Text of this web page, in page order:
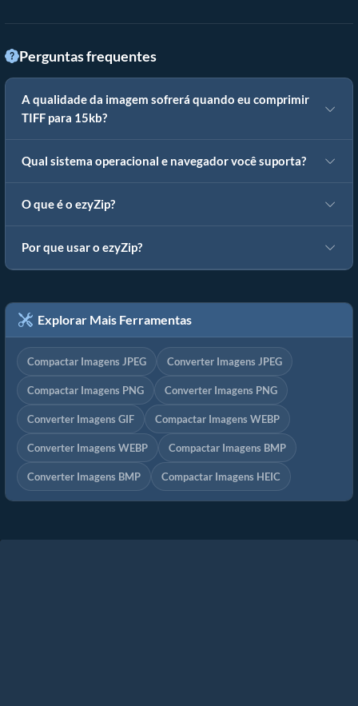
Perguntas frequentes
A qualidade da imagem sofrerá quando eu comprimir
TIFF para 15kb?
Qual sistema operacional e navegador você suporta?
O que é o ezyZip?
Por que usar o ezyZip?
Explorar Mais Ferramentas
Compactar Imagens JPEG Converter Imagens JPEG
Compactar Imagens PNG Converter Imagens PNG
Converter Imagens GIF Compactar Imagens WEBP
Converter Imagens WEBP Compactar Imagens BMP
Converter Imagens BMP Compactar Imagens HEIC